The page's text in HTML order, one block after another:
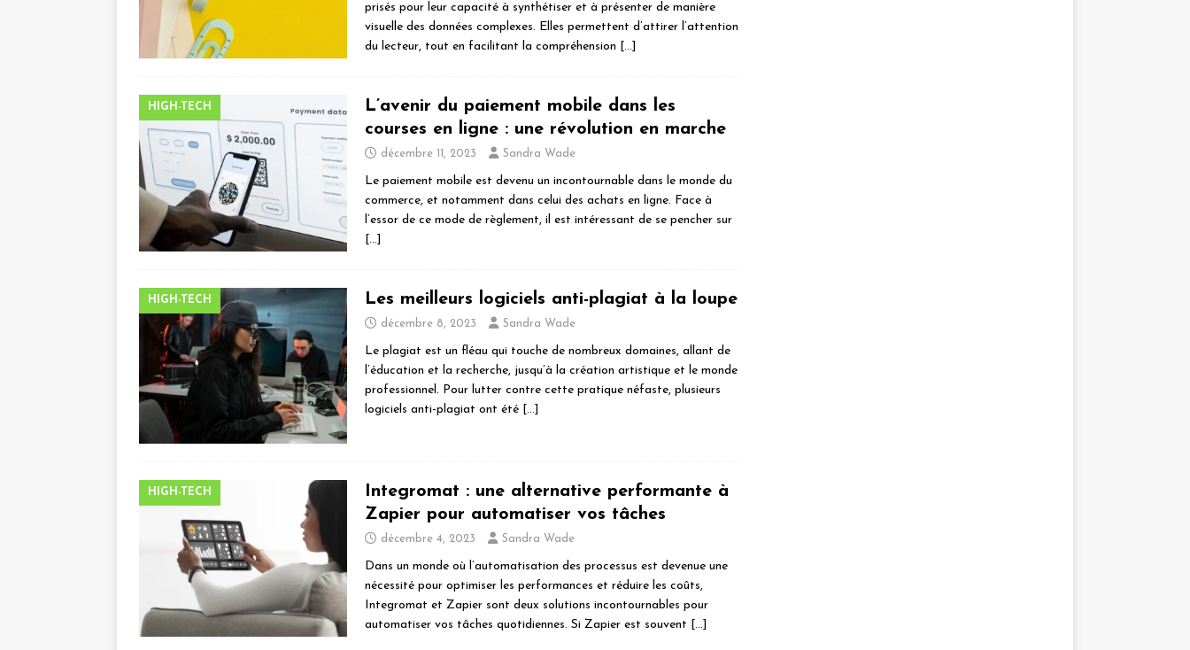
prisés pour leur capacité à synthétiser et à présenter de manière
visuelle des données complexes. Elles permettent d’attirer l’attention
du lecteur, tout en facilitant la compréhension […]
HIGH-TECH
L’avenir du paiement mobile dans les
courses en ligne : une révolution en marche
décembre 11, 2023 Sandra Wade
Le paiement mobile est devenu un incontournable dans le monde du
commerce, et notamment dans celui des achats en ligne. Face à
l’essor de ce mode de règlement, il est intéressant de se pencher sur
[…]
HIGH-TECH Les meilleurs logiciels anti-plagiat à la loupe
décembre 8, 2023 Sandra Wade
Le plagiat est un fléau qui touche de nombreux domaines, allant de
l’éducation et la recherche, jusqu’à la création artistique et le monde
professionnel. Pour lutter contre cette pratique néfaste, plusieurs
logiciels anti-plagiat ont été […]
HIGH-TECH
Integromat : une alternative performante à
Zapier pour automatiser vos tâches
décembre 4, 2023 Sandra Wade
Dans un monde où l’automatisation des processus est devenue une
nécessité pour optimiser les performances et réduire les coûts,
Integromat et Zapier sont deux solutions incontournables pour
automatiser vos tâches quotidiennes. Si Zapier est souvent […]